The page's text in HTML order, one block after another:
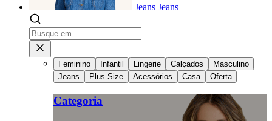
Jeans Jeans
Feminino Infantil Lingerie Calçados
Masculino
Jeans
Plus Size Acessórios Casa Oferta
Categoria